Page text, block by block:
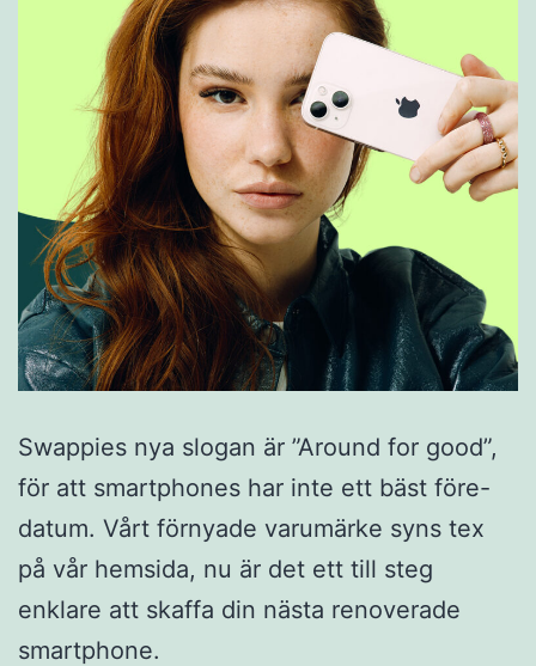
Swappies nya slogan är ”Around for good”,
för att smartphones har inte ett bäst före-
datum. Vårt förnyade varumärke syns tex
på vår hemsida, nu är det ett till steg
enklare att skaffa din nästa renoverade
smartphone.